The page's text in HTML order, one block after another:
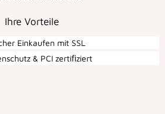
Ihre Vorteile
Einkaufen mit SSL
& PCI zertiﬁziert